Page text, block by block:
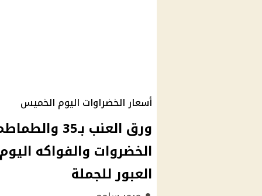
أسعار الخضراوات اليوم الخميس
العبور للجملة